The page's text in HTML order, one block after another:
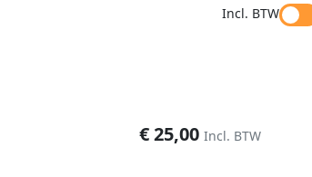
Incl. BTW
€25,00 Incl. BTW